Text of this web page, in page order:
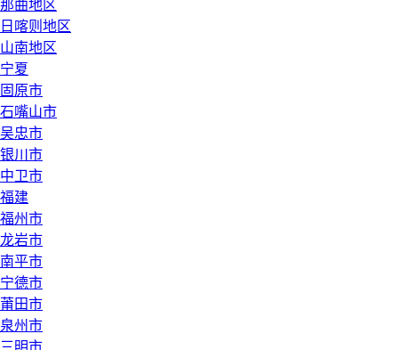
那曲地区
日喀则地区
山南地区
宁夏
固原市
石嘴山市
吴忠市
银川市
中卫市
福建
福州市
龙岩市
南平市
宁德市
莆田市
泉州市
三明市